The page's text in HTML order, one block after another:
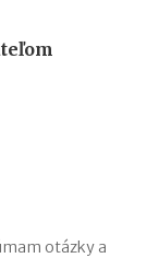
otázky a